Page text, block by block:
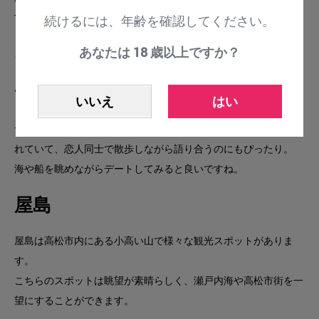
すると、最高の思い出になるでしょう。
ジェルロードの美しい風景を一望にすることができます。
サンポート高松
サンポート高松は高松港周辺にあり、港の周辺はきれいに整備さ
れていて、恋人同士で散歩しながら語り合うのにもぴったり。
海や船を眺めながらデートしてみると良いですね。
屋島
屋島は高松市内にある小高い山で様々な観光スポットがありま
す。
こちらのスポットは眺望が素晴らしく、瀬戸内海や高松市街を一
望にすることができます。
続けるには、年齢を確認してください。
あなたは 18 歳以上ですか？
いいえ はい